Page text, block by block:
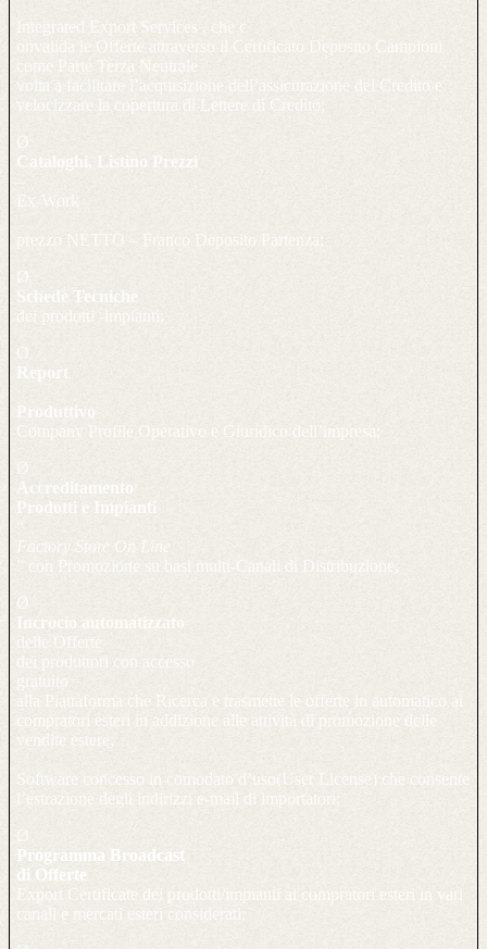
Integrated Export Services , che c
onvalida le Offerte attraverso il Certificato Deposito Campioni
come Parte Terza Neutrale
volta a facilitare l’acquisizione dell’assicurazione del Credito e
velocizzare la copertura di Lettere di Credito;
Ø
Cataloghi, Listino Prezzi
Ex-Work
prezzo NETTO – Franco Deposito Partenza;
Ø
Schede Tecniche
dei prodotti -impianti;
Report
Produttivo
Company Profile Operativo e Giuridico dell’impresa;
Accreditamento
Prodotti e Impianti
Factory Store On Line
” con Promozione su basi multi-Canali di Distribuzione;
Ø
Incrocio automatizzato
delle Offerte
dei produttori con accesso
gratuito
alla Piattaforma che Ricerca e trasmette le offerte in automatico ai
compratori esteri in addizione alle attività di promozione delle
vendite estere;
Software concesso in comodato d’uso(User License) che consente
l’estrazione degli indirizzi e-mail di importatori;
Ø
Programma Broadcast
di Offerte
Export Certificate dei prodotti/impianti ai compratori esteri in vari
canali e mercati esteri considerati;